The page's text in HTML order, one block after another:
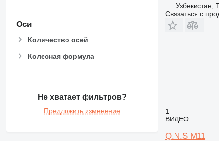
GC
MH
Оси
Количество осей
Колесная формула
Не хватает фильтров?
Предложить изменение
Узбекистан,
Связаться с
1
ВИДЕО
Q.N.S М11